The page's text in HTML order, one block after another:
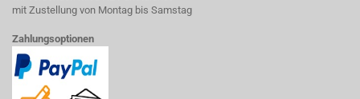
mit Zustellung von Montag bis Samstag
Zahlungsoptionen